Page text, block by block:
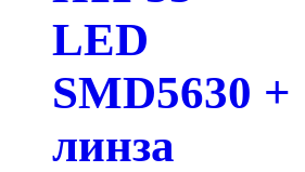
LED
SMD5630 +
линза